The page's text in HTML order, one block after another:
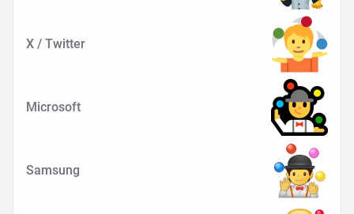
X / Twitter
Microsoft
Samsung